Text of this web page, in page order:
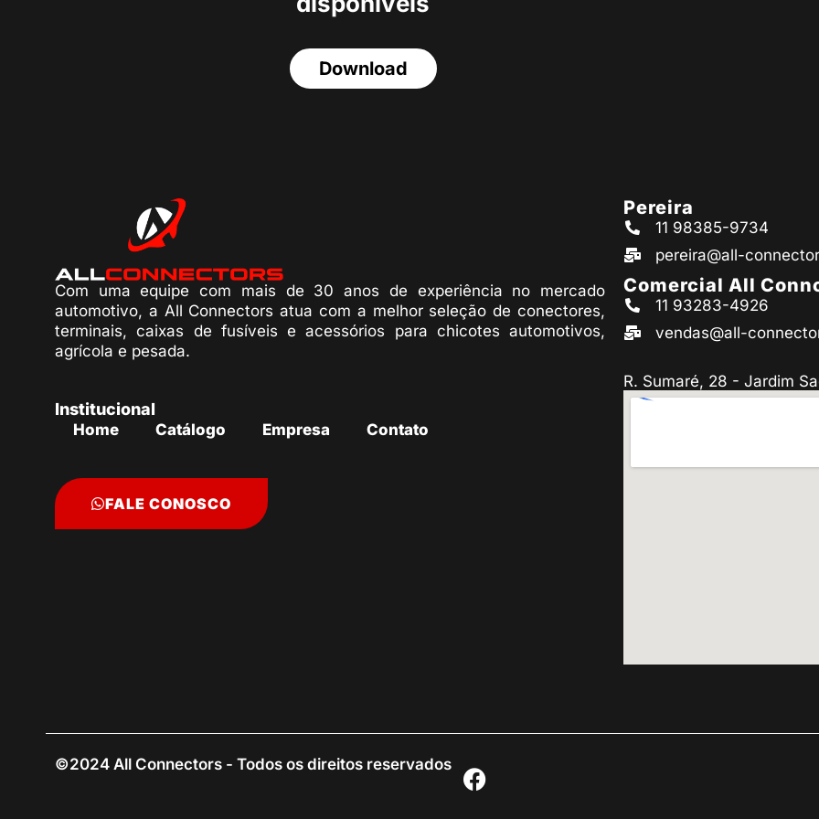
Download
Com uma equipe com mais de 30 anos de experiência no mercado
automotivo, a All Connectors atua com a melhor seleção de conectores,
terminais, caixas de fusíveis e acessórios para chicotes automotivos,
agrícola e pesada.
Institucional
Home Catálogo Empresa Contato
FALE CONOSCO
Pereira
11 98385-9734
pereira@all-
Comercial All
11 93283-4926
vendas@all-
R. Sumaré, 28 - Jardim
©2024 All Connectors - Todos os direitos reservados